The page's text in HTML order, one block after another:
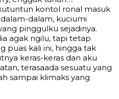
kontol ronal masuk
dalam, kuciumi
pinggulku sejadinya.
agak ngilu, tapi tetap
puas kali ini, hingga tak
keras-keras dan aku
terasaada sesuatu yang
sampai klimaks yang